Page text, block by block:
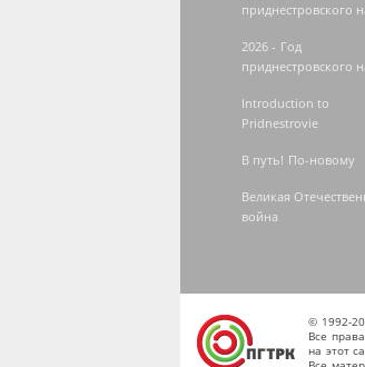
приднестровского
2026 - Год
приднестровского
Introduction to
Pridnestrovie
В путь! По-новому
Великая
война
© 1992-
Все
на этот